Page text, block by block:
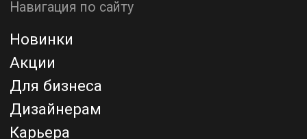
Политика конфиденциальности